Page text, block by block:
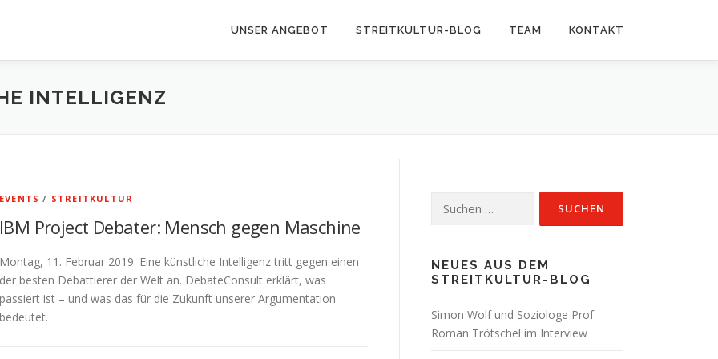
UNSER ANGEBOT STREITKULTUR-BLOG TEAM KONTAKT
INTELLIGENZ
EVENTS / STREITKULTUR
IBM Project Debater: Mensch gegen Maschine
Montag, 11. Februar 2019: Eine künstliche Intelligenz tritt gegen einen
der besten Debattierer der Welt an. DebateConsult erklärt, was
passiert ist – und was das für die Zukunft unserer Argumentation
bedeutet.
nach:
NEUES AUS DEM
STREITKULTUR-BLOG
Simon Wolf und Soziologe Prof.
Roman Trötschel im Interview